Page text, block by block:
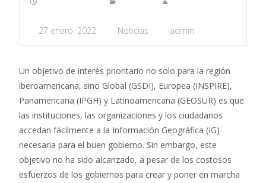
27 enero, 2022 Noticias admin
Un objetivo de interés prioritario no solo para la región
iberoamericana, sino Global (GSDI), Europea (INSPIRE),
Panamericana (IPGH) y Latinoamericana (GEOSUR) es que
las instituciones, las organizaciones y los ciudadanos
accedan fácilmente a la Información Geográfica (IG)
necesaria para el buen gobierno. Sin embargo, este
objetivo no ha sido alcanzado, a pesar de los costosos
esfuerzos de los gobiernos para crear y poner en marcha